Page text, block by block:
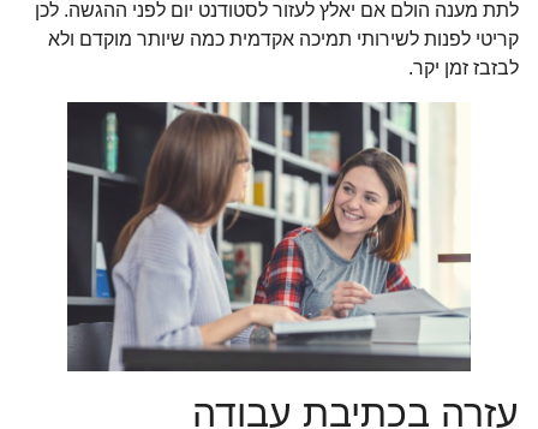
לתת מענה הולם אם יאלץ לעזור לסטודנט יום לפני ההגשה. לכן
קריטי לפנות לשירותי תמיכה אקדמית כמה שיותר מוקדם ולא
לבזבז זמן יקר.
עזרה בכתיבת עבודה